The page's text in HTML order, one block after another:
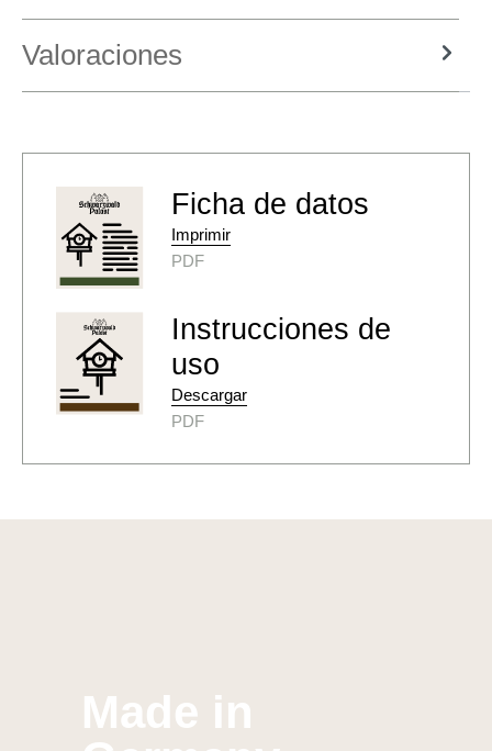
Valoraciones
Ficha de datos
Imprimir
PDF
Instrucciones de
uso
Descargar
PDF
Made in